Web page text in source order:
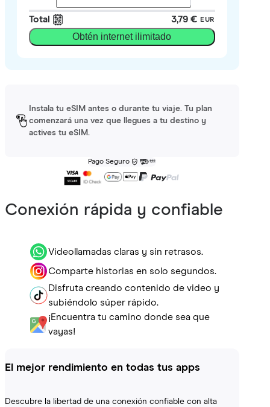
Total 3,79 € EUR
Obtén internet ilimitado
Instala tu eSIM antes o durante tu viaje. Tu plan
comenzará una vez que llegues a tu destino y
actives tu eSIM.
Pago Seguro
Conexión rápida y confiable
Videollamadas claras y sin retrasos.
Comparte historias en solo segundos.
Disfruta creando contenido de video y
subiéndolo súper rápido.
¡Encuentra tu camino donde sea que
vayas!
El mejor rendimiento en todas tus apps
Descubre la libertad de una conexión confiable con alta